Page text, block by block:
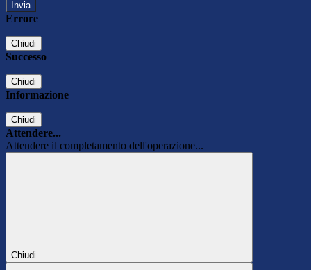
Errore
Chiudi
Successo
Chiudi
Informazione
Chiudi
Attendere...
Attendere il completamento dell'operazione...
Chiudi